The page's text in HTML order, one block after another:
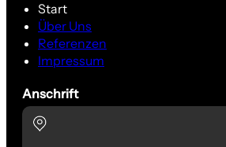
Start
Über Uns
Referenzen
Impressum
Anschrift